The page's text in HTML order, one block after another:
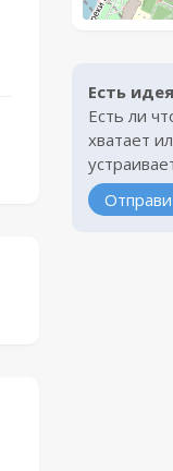
Есть
Есть ли
хватает